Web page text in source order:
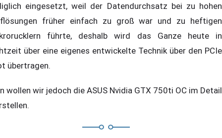
eingesetzt, weil der Datendurchsatz bei zu hohen
früher einfach zu groß war und zu heftigen
führte, deshalb wird das Ganze heute in
über eine eigenes entwickelte Technik über den PCIe
übertragen.
wollen wir jedoch die ASUS Nvidia GTX 750ti OC im Detail